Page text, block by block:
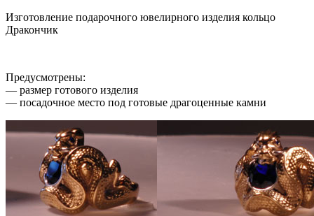
Изготовление подарочного ювелирного изделия кольцо
Дракончик
Предусмотрены:
— размер готового изделия
— посадочное место под готовые драгоценные камни